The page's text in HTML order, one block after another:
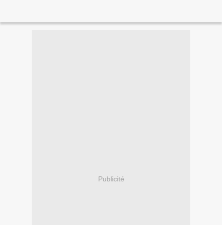
Publicité